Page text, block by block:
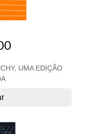
UMA EDIÇÃO